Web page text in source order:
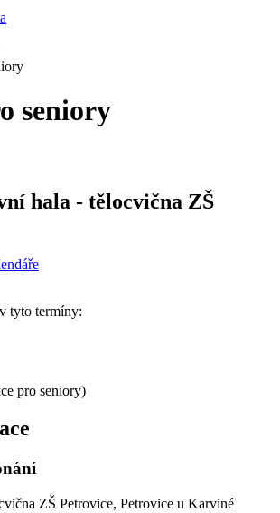
seniory
hala - tělocvična ZŠ
tyto termíny:
pro seniory)
ZŠ Petrovice, Petrovice u Karviné